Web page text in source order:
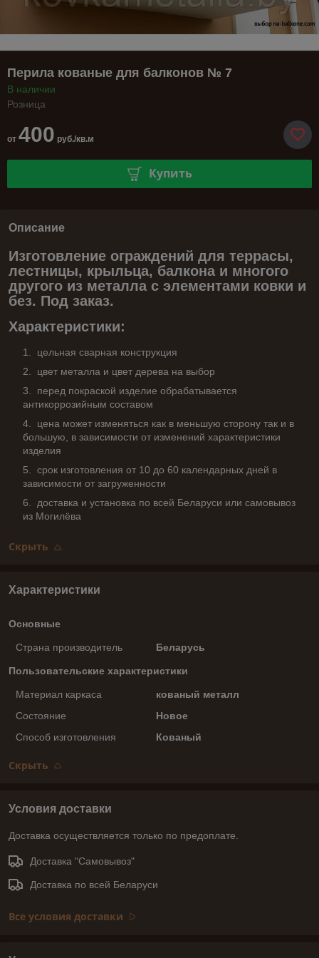
Перила кованые для балконов № 7
В наличии
Розница
от 400 руб./кв.м
Купить
Описание
Изготовление ограждений для террасы,
лестницы, крыльца, балкона и многого
другого из металла с элементами ковки и
без. Под заказ.
Характеристики:
цельная сварная конструкция
цвет металла и цвет дерева на выбор
перед покраской изделие обрабатывается
антикоррозийным составом
цена может изменяться как в меньшую сторону так и в
большую, в зависимости от изменений характеристики
изделия
срок изготовления от 10 до 60 календарных дней в
зависимости от загруженности
доставка и установка по всей Беларуси или самовывоз
из Могилёва
Скрыть
Характеристики
Основные
Страна производитель Беларусь
Пользовательские характеристики
Материал каркаса
кованый металл
Состояние
Новое
Способ изготовления
Кованый
Скрыть
Условия доставки
Доставка осуществляется только по предоплате.
Доставка "Самовывоз"
Доставка по всей Беларуси
Все условия доставки